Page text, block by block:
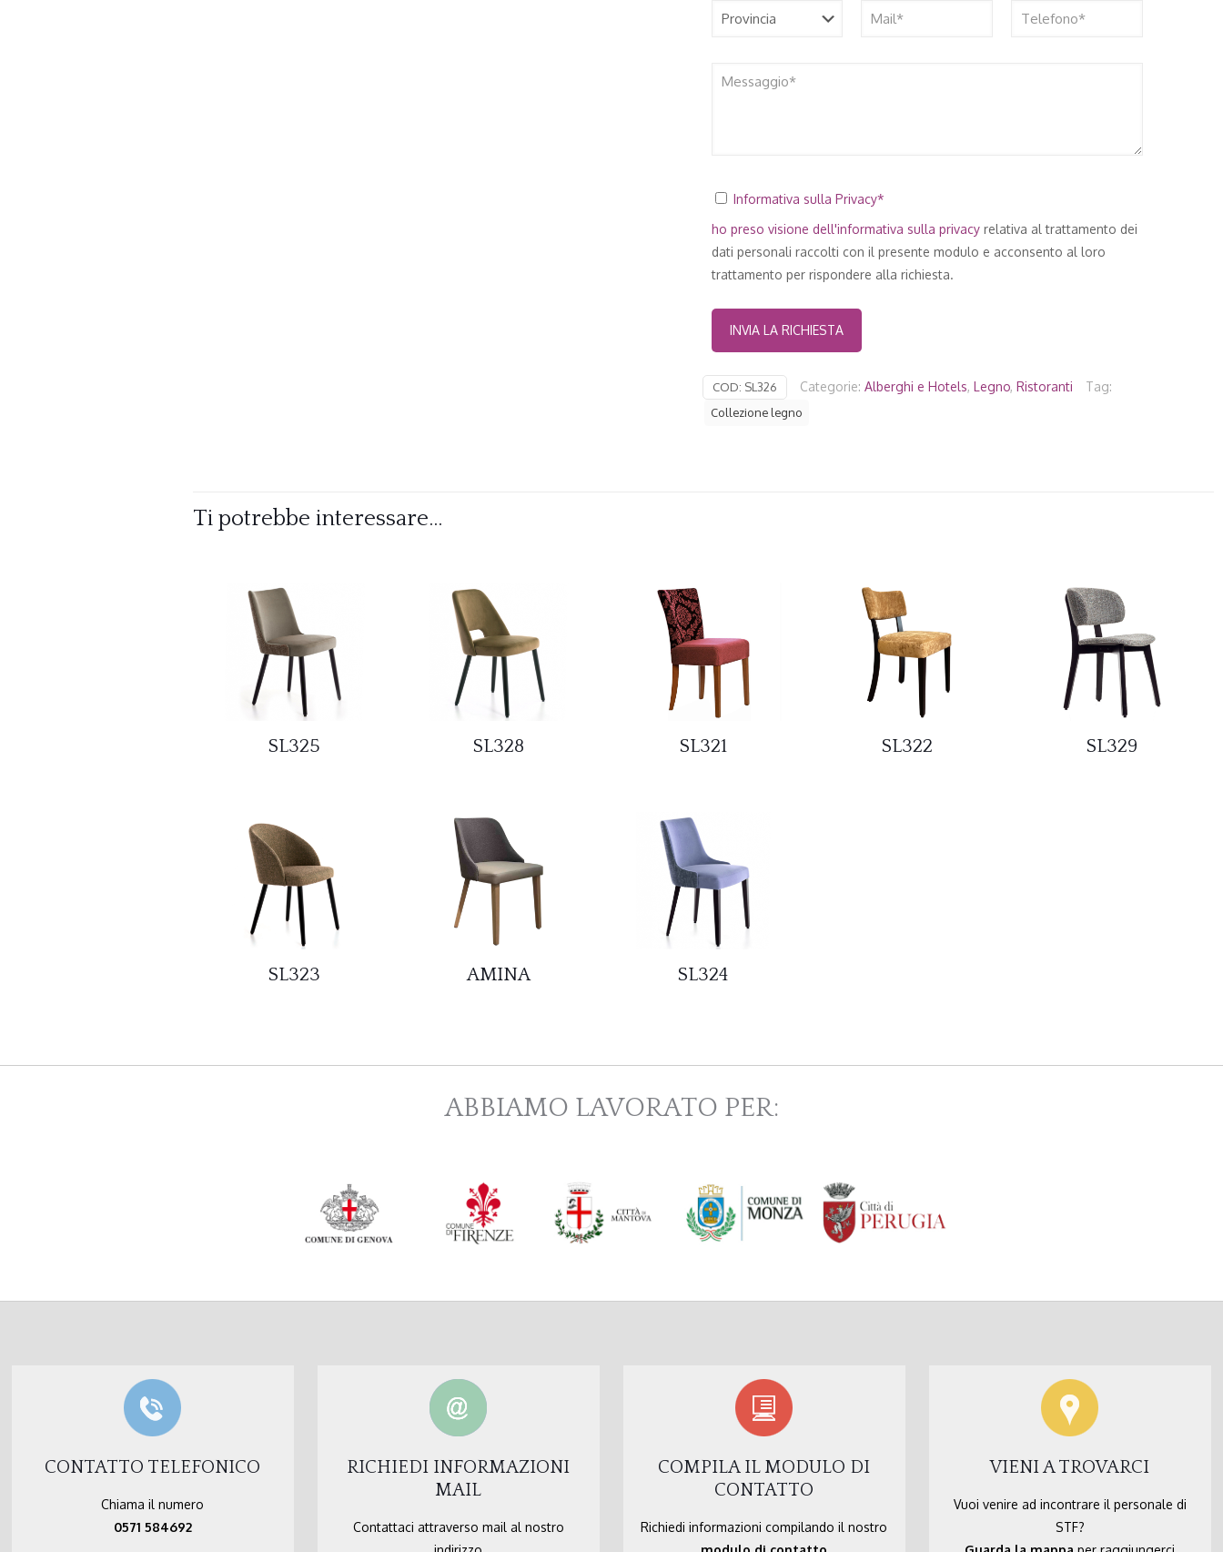
Informativa sulla Privacy*
ho preso visione dell'informativa sulla privacyrelativa al trattamento dei
dati personali raccolti con il presente modulo e acconsento al loro
trattamento per rispondere alla richiesta.
COD: SL326 Categorie: Alberghi e Hotels, Legno, Ristoranti Tag:
Collezione legno
Ti potrebbe interessare…
SL325 SL328 SL321 SL322 SL329
SL323 AMINA SL324
ABBIAMO LAVORATO PER:
CONTATTO TELEFONICO
Chiama il numero
0571 584692
RICHIEDI INFORMAZIONI
MAIL
Contattaci attraverso mail al nostro
COMPILA IL MODULO DI
CONTATTO
Richiedi informazioni compilando il nostro
VIENI A TROVARCI
Vuoi venire ad incontrare il personale di
STF?